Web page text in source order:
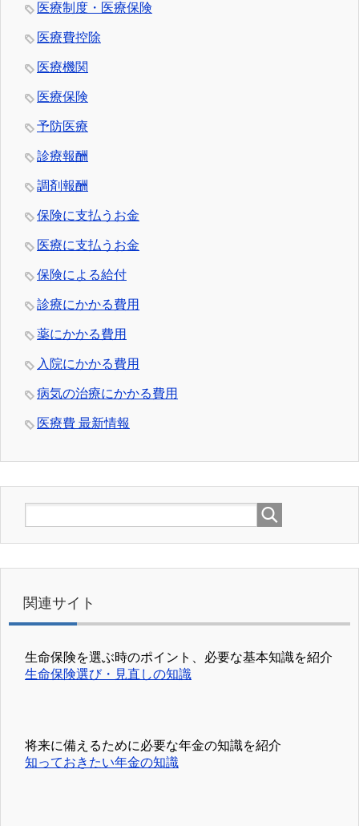
医療制度・医療保険
医療費控除
医療機関
医療保険
予防医療
診療報酬
調剤報酬
保険に支払うお金
医療に支払うお金
保険による給付
診療にかかる費用
薬にかかる費用
入院にかかる費用
病気の治療にかかる費用
医療費 最新情報
関連サイト
生命保険を選ぶ時のポイント、必要な基本知識を紹介
生命保険選び・見直しの知識
将来に備えるために必要な年金の知識を紹介
知っておきたい年金の知識